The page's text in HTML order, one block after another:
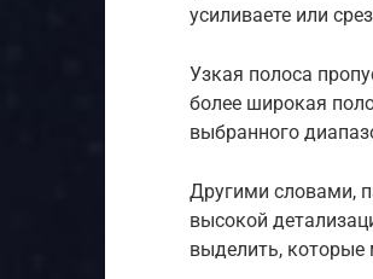
усиливаете или
Узкая полоса
более широкая
выбранного
Другими словами,
высокой
выделить, которые